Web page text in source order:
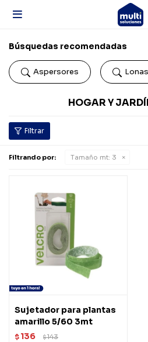

Búsquedas recomendadas
Aspersores Lonas
HOGAR Y
Filtrando por: Tamaño mt: 3
Sujetador para plantas
amarillo 5/60 3mt
$ 136 $143